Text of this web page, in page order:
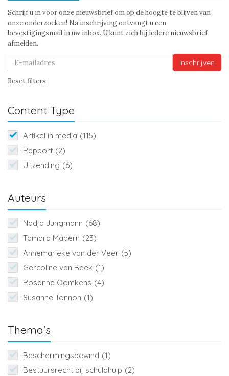
Schrijf u in voor onze nieuwsbrief om op de hoogte te blijven van
onze onderzoeken! Na inschrijving ontvangt u een
bevestigingsmail in uw inbox. U kunt zich bij iedere nieuwsbrief
afmelden.
Inschrijven
Reset filters
Content Type
Artikel in media (115)
Rapport (2)
Uitzending (6)
Auteurs
Nadja Jungmann (68)
Tamara Madern (23)
Annemarieke van der Veer (5)
Gercoline van Beek (1)
Rosanne Oomkens (4)
Susanne Tonnon (1)
Thema's
Beschermingsbewind (1)
Bestuursrecht bij schuldhulp (2)